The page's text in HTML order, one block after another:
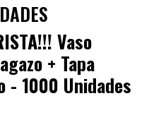
Vaso
+ Tapa
- 1000 Unidades